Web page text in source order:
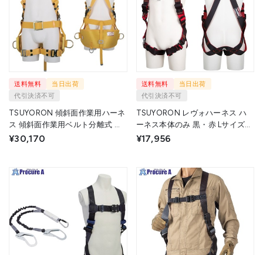
送料無料
当日出荷
代引決済不可
TSUYORON 傾斜面作業用ハーネ
ス 傾斜面作業用ベルト分離式 黄
Lサイズ TH601OTOTLBX 1本
¥30,170
送料無料
当日出荷
代引決済不可
TSUYORON レヴォハーネス ハ
ーネス本体のみ 黒・赤 Lサイズ
胸D環付き TH508OTOTBKRLBX
¥17,956